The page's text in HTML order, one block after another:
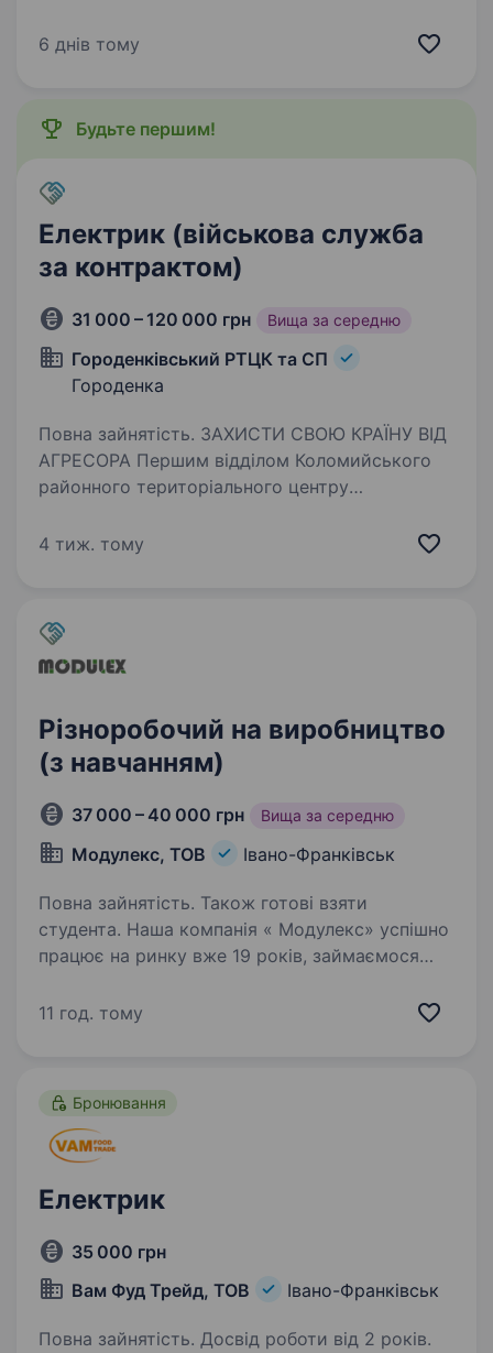
нафтовидобувна компанія України. Сьогодні
000+…
6 днів тому
Будьте першим!
Електрик (військова служба
за контрактом)
31 000 – 120 000 грн Вища за середню
Городенківський РТЦК та СП
Городенка
Повна зайнятість. ЗАХИСТИ СВОЮ КРАЇНУ ВІД
АГРЕСОРА Першим відділом Коломийського
районного територіального центру
Городенка) проводиться відбір на військову
4 тиж. тому
Різноробочий на виробництво
(з навчанням)
37 000 – 40 000 грн Вища за середню
Модулекс, ТОВ Івано-Франківськ
Повна зайнятість. Також готові взяти
студента. Наша компанія « Модулекс» успішно
працює на ринку вже 19 років, займаємося
будівель з нуля під ключ. Виготовляємо з
11 год. тому
Бронювання
Електрик
35 000 грн
Вам Фуд Трейд, ТОВ
Івано-Франківськ
Повна зайнятість. Досвід роботи від 2 років.